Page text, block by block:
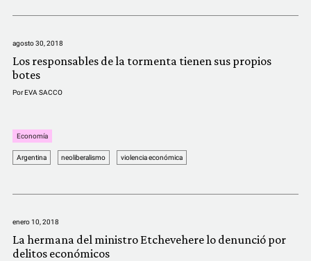
agosto 30, 2018
Los responsables de la tormenta tienen sus propios
botes
PorEVA SACCO
Economía
Argentina neoliberalismo violencia económica
enero 10, 2018
La hermana del ministro Etchevehere lo denunció por
delitos económicos